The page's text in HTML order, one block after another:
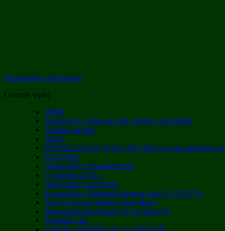
Wcześniejsze informacje
Ostatnie wpisy
19600
Samorząd Uczniowski rok szkolny 2025/2026
Gazetki szkolne
14472
KONSULTACJE NAUCZYCIELI w roku szkolnym
GALERIA
Gotowanie z Thermomixem
1 września 2022 r.
Ogłoszenie o przetargu
Szczecińska Olimpiada Integracyjna 01.12.2022 r.
Już jest czwarty numer Super Budy
Sprawdzian predyspozycji językowych
Egzaminocka
SZKOŁA PROMUJĄCA ZDROWIE